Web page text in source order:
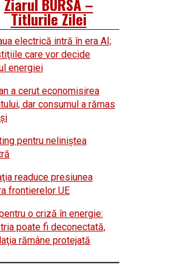
Titlurile Zilei
electrică intră în era AI;
care vor decide
energiei
a cerut economisirea
dar consumul a rămas
pentru neliniştea
readuce presiunea
frontierelor UE
o criză în energie:
poate fi deconectată,
rămâne protejată